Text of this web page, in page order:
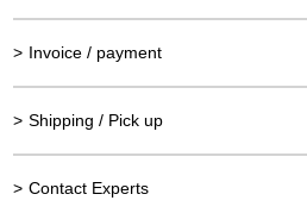
> Invoice / payment
> Shipping / Pick up
> Contact Experts